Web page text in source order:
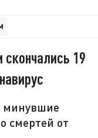
скончались 19
минувшие
смертей от